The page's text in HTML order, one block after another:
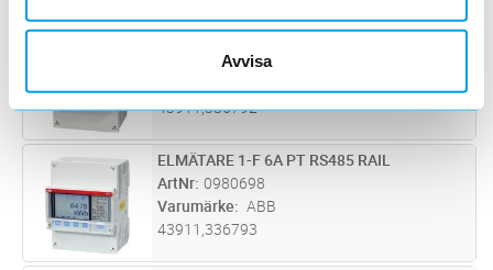
Avvisa
ELMÄTARE 1-F 6A AG RS485
0980694
43911,336792
ST Lägg i kundvagn
ELMÄTARE 1-F 6A PT RS485 RAIL
ArtNr 0980698
Varumärke
ABB
43911,336793